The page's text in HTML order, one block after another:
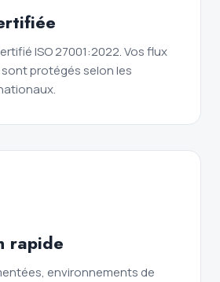
ISO 27001:2022. Vos flux
protégés selon les
rapide
environnements de